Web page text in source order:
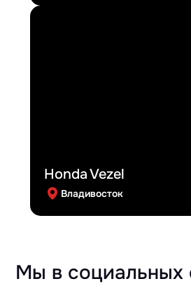
Honda Vezel
Владивосток
Мы в социальных